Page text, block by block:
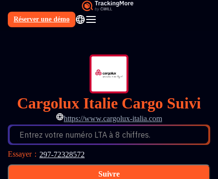
Réserver une démo
FR
Cargolux Italie Cargo Suivi
https://www.cargolux-italia.com
Entrez votre numéro LTA à 8 chiffres.
Essayer： 297-72328572
Suivre